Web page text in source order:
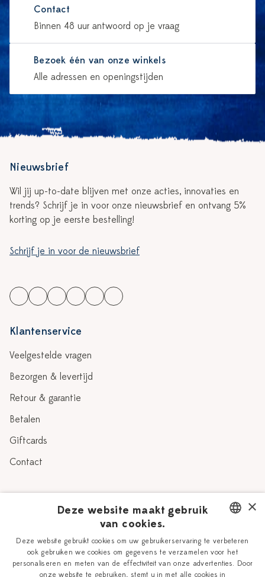
Contact
Binnen 48 uur antwoord op je vraag
Bezoek één van onze winkels
Alle adressen en openingstijden
Nieuwsbrief
Wil jij up-to-date blijven met onze acties, innovaties en
trends? Schrijf je in voor onze nieuwsbrief en ontvang 5%
korting op je eerste bestelling!
Schrijf je in voor de nieuwsbrief
Klantenservice
Veelgestelde vragen
Bezorgen & levertijd
Retour & garantie
Betalen
Giftcards
Contact
Verhaal
Onze plateelschilders
Delfts Blauw
Workshops
Vacatures
DUTCH
ENGLISH
×
Deze website maakt gebruik
van cookies.
Deze website gebruikt cookies om uw gebruikerservaring te verbeteren
ook gebruiken we cookies om gegevens te verzamelen voor het
personaliseren en meten van de effectiviteit van onze advertenties. Door
onze website te gebruiken, stemt u in met alle cookies in